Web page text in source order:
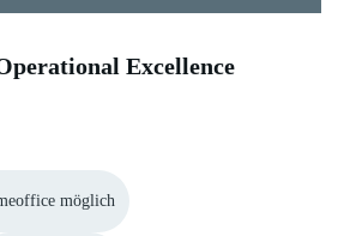
Excellence
möglich